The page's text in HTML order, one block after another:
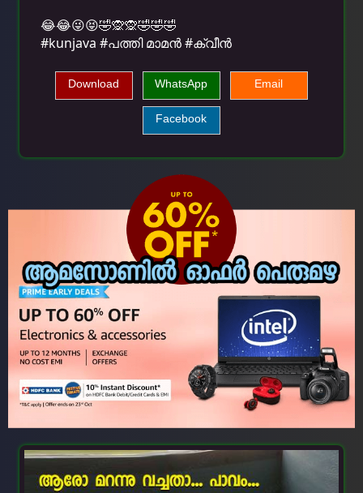
😂😂😜😝🤣🙊🙊🤣🤣🤣
#kunjava #പത്തി മാമൻ #ക്വീൻ
Download WhatsApp Email
Facebook